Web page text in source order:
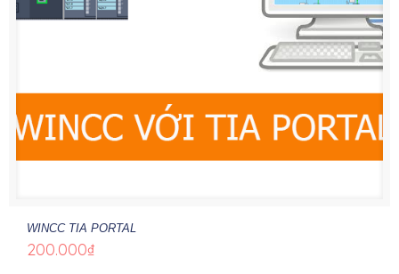
WINCC TIA PORTAL
200.000₫